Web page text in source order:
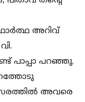
അറിവ്
പാപ്പാ പറഞ്ഞു.
അവരെ